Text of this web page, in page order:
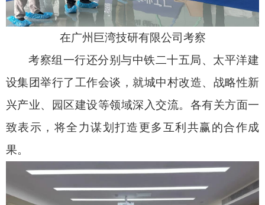
在广州巨湾技研有限公司考察
考察组一行还分别与中铁二十五局、太平洋建
设集团举行了工作会谈，就城中村改造、战略性新
兴产业、园区建设等领域深入交流。各有关方面一
致表示，将全力谋划打造更多互利共赢的合作成
果。